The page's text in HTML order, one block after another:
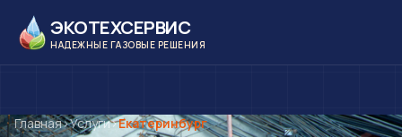
ЭКОТЕХСЕРВИС
НАДЕЖНЫЕ ГАЗОВЫЕ РЕШЕНИЯ
Главная›Услуги›Екатеринбург